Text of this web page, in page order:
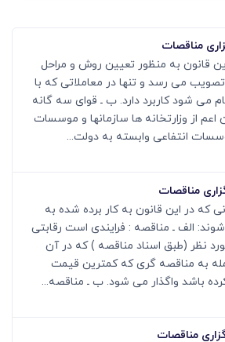
ـ این قانون به منظور تعیین روش و مراحل
می رسد و تنها در معاملاتی که با
می شود کاربرد دارد. ب ـ قوای سه گانه
اعم از وزارتخانه ها سازمانها و موسسات
انتفاعی وابسته به دولت...
که در این قانون به کار برده شده به
الف ـ مناقصه : فرایندی است رقابتی
نظر (طبق اسناد مناقصه ) که در آن
به مناقصه گری که کمترین قیمت
باشد واگذار می شود. ب ـ مناقصه...